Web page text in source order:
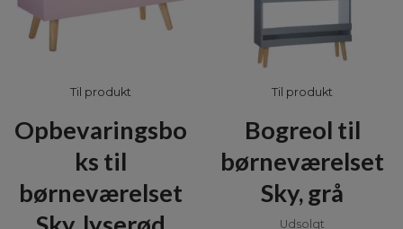
Til produkt
Opbevaringsbo
ks til
børneværelset
Til produkt
Bogreol til
børneværelset
Sky, grå
Udsolgt